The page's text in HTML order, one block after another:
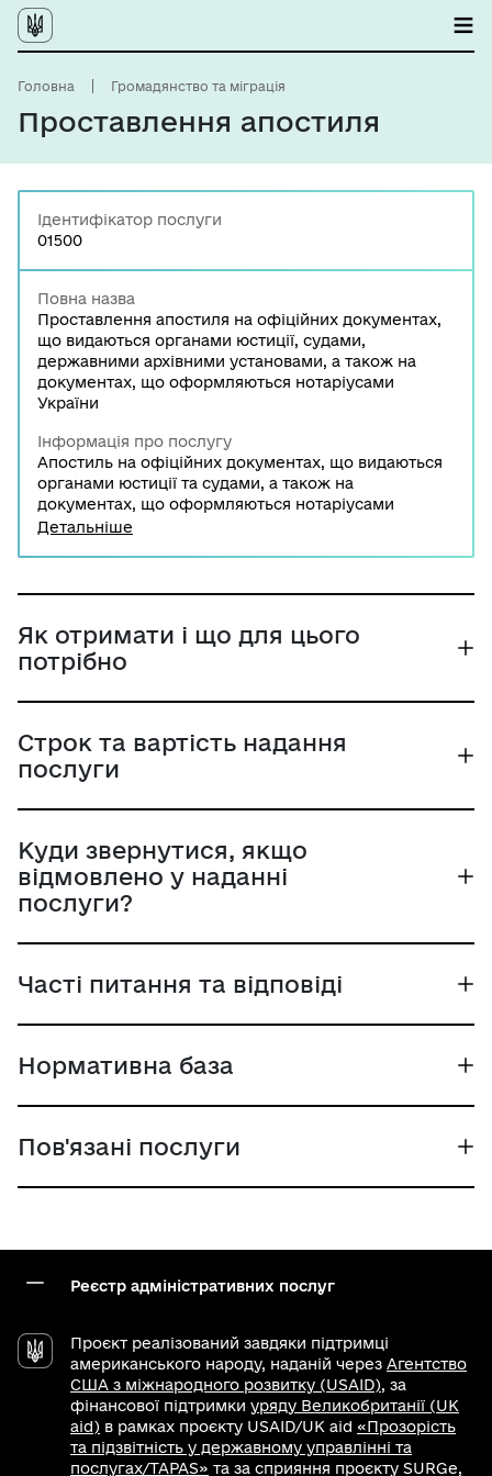
Головна Громадянство та міграція
Проставлення апостиля
Ідентифікатор послуги
01500
Повна назва
Проставлення апостиля на офіційних документах,
що видаються органами юстиції, судами,
державними архівними установами, а також на
документах, що оформляються нотаріусами
України
Інформація про послугу
Апостиль на офіційних документах, що видаються
органами юстиції та судами, а також на
документах, що оформляються нотаріусами
України, проставляється Міністерством юстиції
адміністративний збір.
Детальніше
Як отримати і що для цього
потрібно
Строк та вартість надання
послуги
Куди звернутися, якщо
відмовлено у наданні
послуги?
Часті питання та відповіді
Нормативна база
Пов'язані послуги
Реєстр адміністративних послуг
Проєкт реалізований завдяки підтримці
американського народу, наданій через Агентство
США з міжнародного розвитку (USAID), за
фінансової підтримки уряду Великобританії (UK
aid) в рамках проєкту USAID/UK aid «Прозорість
та підзвітність у державному управлінні та
послугах/TAPAS» та за сприяння проєкту SURGe,